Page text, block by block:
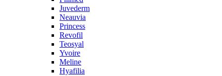
Juvederm
Neauvia
Princess
Revofil
Teosyal
Yvoire
Meline
Hyafilia